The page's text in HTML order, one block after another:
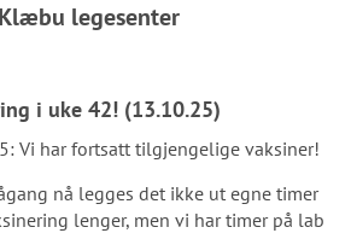
legesenter
i uke 42! (13.10.25)
Vi har fortsatt tilgjengelige vaksiner!
nå legges det ikke ut egne timer
lenger, men vi har timer på lab